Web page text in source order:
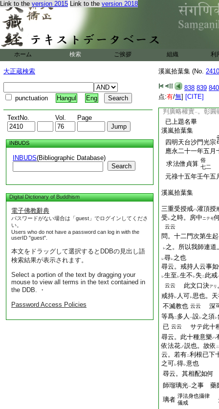
Link to the version 2015 Link to the version 2018
ホーム 検索 ご挨拶 組織 利
大正蔵検索
punctuation Hangul Eng
TextNo. Vol. Page
INBUDS
INBUDS(Bibliographic Database)
Search
Digital Dictionary of Buddhism
電子佛教辭典
パスワードがない場合は「guest」でログインしてくださ
い。
Users who do not have a password can log in with the
userID "guest".
本文をドラッグして選択するとDDBの見出し語
検索結果が表示されます。
Select a portion of the text by dragging your
mouse to view all terms in the text contained in
the DDB. ・
Password Access Policies
溪嵐拾葉集 (No.
838 839 840
点:有/無] [CITE]
藏所具ノ律儀 名 二
尋云。三學入門不
羅淸淨徳ヲ一爲レ戒也
論者作
。説
監吹。遂令三
直往之
揉トテ。文義遍ク遺
權實
一。總是廣釋務
文 者。正是廣釋者
判廣略權實一。彰圓
已上題名畢
溪嵐拾葉集
四明天台沙門光宗
應永二十一年五月
求法僧貞算 俗
七二
元祿十五年壬午五
溪嵐拾葉集
三重受授戒ハ灌頂授
受 レ之時。房中ニテモ
云云
問。十二門次第生
レ之。所以我師連道
レ尋レ之也
尋云。戒持人云事
レ生至 レ生不 レ失 二 此戒
云云 此文口決アリ
戒持レ 人可レ思也。
不滅教也 云云
深
等爲二 多人 一設レ之須レ
已 云云
サテ此十
尋云。此十種意樂ハ
依法花ノ説也。故依 二
云。若有二利根已下
之可レ得レ意也
尋云。其相配如何
師瑠璃光一之事 藥
璃者 淨法身也攝律
儀戒